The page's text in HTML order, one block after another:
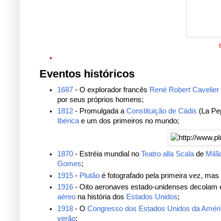
Eventos históricos
1687 - O explorador francês René Robert
por seus próprios homens;
1812 - Promulgada aConstituição de Cádis (La
Ibéricae um dos primeiros no mundo;
1870 - Estréia mundial noTeatro alla Scala de
Gomes;
1915 - Plutão é fotografado pela primeira vez,
1916 - Oito aeronaves estado-unidenses
aéreo na história dos Estados Unidos;
1918 - OCongresso dos Estados Unidos da
verão;